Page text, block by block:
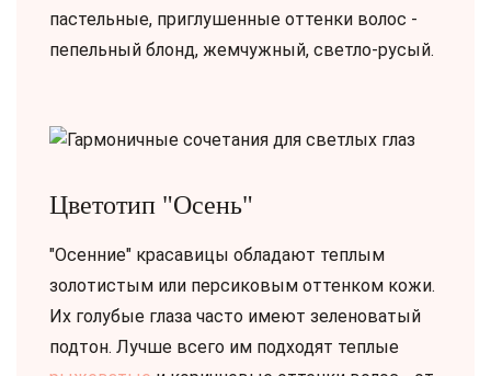
пастельные, приглушенные оттенки волос -
пепельный блонд, жемчужный, светло-русый.
Цветотип "Осень"
"Осенние" красавицы обладают теплым
золотистым или персиковым оттенком кожи.
Их голубые глаза часто имеют зеленоватый
подтон. Лучше всего им подходят теплые